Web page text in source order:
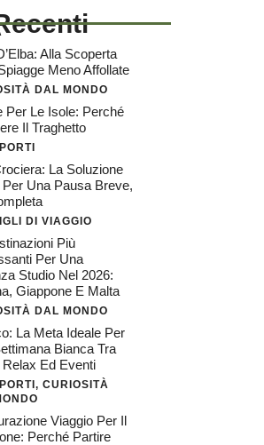
Alla Scoperta
Meno Affollate
DAL MONDO
Per Le Isole: Perché
Il Traghetto
La Soluzione
Per Una Pausa Breve,
DI VIAGGIO
Più
Per Una
Studio Nel 2026:
Giappone E Malta
DAL MONDO
La Meta Ideale Per
Bianca Tra
Relax Ed Eventi
, CURIOSITÀ
Viaggio Per Il
Perché Partire